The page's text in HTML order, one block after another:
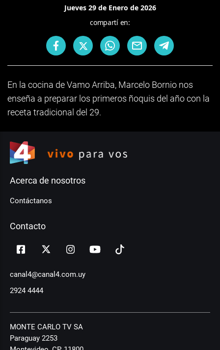
Jueves 29 de Enero de 2026
compartí en:
En la cocina de Vamo Arriba, Marcelo Bornio nos
enseña a preparar los primeros ñoquis del año con la
receta tradicional del 29.
Acerca de nosotros
Contáctanos
Contacto
canal4@canal4.com.uy
2924 4444
MONTE CARLO TV SA
Paraguay 2253